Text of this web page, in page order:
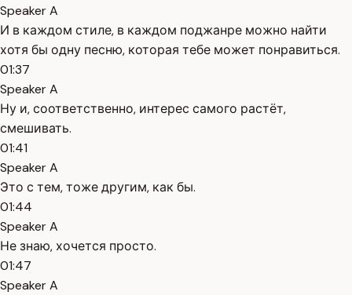
Speaker A
И в каждом стиле, в каждом поджанре можно найти
хотя бы одну песню, которая тебе может понравиться.
01:37
Speaker A
Ну и, соответственно, интерес самого растёт,
смешивать.
01:41
Speaker A
Это с тем, тоже другим, как бы.
01:44
Speaker A
Не знаю, хочется просто.
01:47
Speaker A